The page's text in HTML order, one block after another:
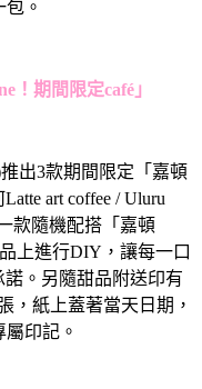
。
！期間限定café」
推出3款期間限定「嘉頓
Latte art coffee / Uluru
款隨機配搭「嘉頓
上進行DIY ，讓每一口
諾。另隨甜品附送印有
，紙上蓋著當天日期，
印記。